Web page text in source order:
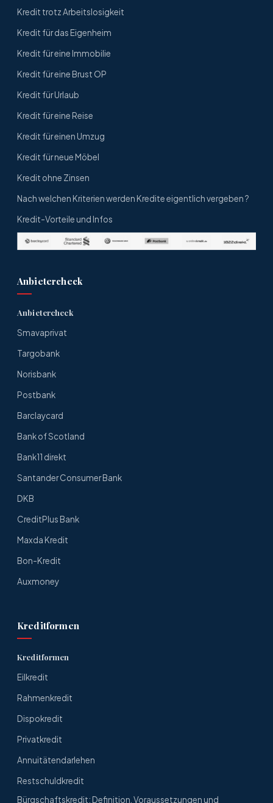
Kredit trotz Arbeitslosigkeit
Kredit für das Eigenheim
Kredit für eine Immobilie
Kredit für eine Brust OP
Kredit für Urlaub
Kredit für eine Reise
Kredit für einen Umzug
Kredit für neue Möbel
Kredit ohne Zinsen
Nach welchen Kriterien werden Kredite eigentlich vergeben ?
Kredit-Vorteile und Infos
Anbietercheck
Anbietercheck
Smavaprivat
Targobank
Norisbank
Postbank
Barclaycard
Bank of Scotland
Bank11 direkt
Santander Consumer Bank
DKB
CreditPlus Bank
Maxda Kredit
Bon-Kredit
Auxmoney
Kreditformen
Kreditformen
Eilkredit
Rahmenkredit
Dispokredit
Privatkredit
Annuitätendarlehen
Restschuldkredit
Bürgschaftskredit: Definition, Voraussetzungen und